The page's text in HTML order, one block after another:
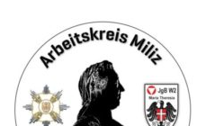
wechseln
Hauptmenü
springen